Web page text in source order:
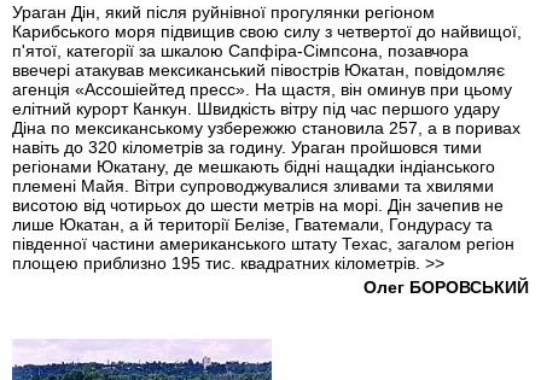
Ураган Дін, який після руйнівної прогулянки регіоном
Карибського моря підвищив свою силу з четвертої до найвищої,
п'ятої, категорії за шкалою Сапфіра-Сімпсона, позавчора
ввечері атакував мексиканський півострів Юкатан, повідомляє
агенція «Ассошіейтед пресс». На щастя, він оминув при цьому
елітний курорт Канкун. Швидкість вітру під час першого удару
Діна по мексиканському узбережжю становила 257, а в поривах
навіть до 320 кілометрів за годину. Ураган пройшовся тими
регіонами Юкатану, де мешкають бідні нащадки індіанського
племені Майя. Вітри супроводжувалися зливами та хвилями
висотою від чотирьох до шести метрів на морі. Дін зачепив не
лише Юкатан, а й території Белізе, Гватемали, Гондурасу та
південної частини американського штату Техас, загалом регіон
площею приблизно 195 тис. квадратних кілометрів. >>
Олег БОРОВСЬКИЙ